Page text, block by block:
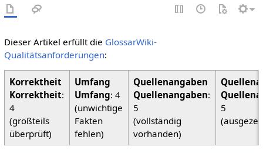
Dieser Artikel erfüllt die GlossarWiki-
Qualitätsanforderungen:
Korrektheit:
4
(großteils
überprüft)
Umfang: 4
(unwichtige
Fakten
fehlen)
Quellenangaben:
5
(vollständig
vorhanden)
5